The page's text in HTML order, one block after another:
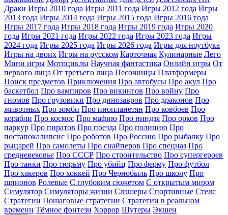
Драки Игры 2010 года Игры 2011 года Игры 2012 года Игры
2013 года Игры 2014 года Игры 2015 года Игры 2016 года
Игры 2017 года Игры 2018 года Игры 2019 года Игры 2020
года Игры 2021 года Игры 2022 года Игры 2023 года Игры
2024 года Игры 2025 года Игры 2026 года Игры для ноутбука
Игры на двоих Игры на русском Карточная Кулинарные Лего
Мини игры Мотоциклы Научная фантастика Онлайн игры От
первого лица От третьего лица Песочницы Платформеры
Поиск предметов Приключения Про автобусы Про акул Про
баскетбол Про вампиров Про викингов Про войну Про
гномов Про грузовики Про динозавров Про драконов Про
животных Про зомби Про инопланетян Про ковбоев Про
корабли Про космос Про мафию Про ниндзя Про орков Про
паркур Про пиратов Про поезда Про полицию Про
постапокалипсис Про роботов Про Россию Про рыбалку Про
рыцарей Про самолеты Про снайперов Про спецназ Про
средневековье Про СССР Про строительство Про супергероев
Про танки Про тюрьму Про убийц Про ферму Про футбол
Про хакеров Про хоккей Про Чернобыль Про школу Про
шпионов Ролевые С глубоким сюжетом С открытым миром
Симулятор Симуляторы жизни Слэшеры Спортивные Стелс
Стратегии Пошаговые стратегии Стратегии в реальном
времени Тёмное фэнтези Хоррор Шутеры Экшен